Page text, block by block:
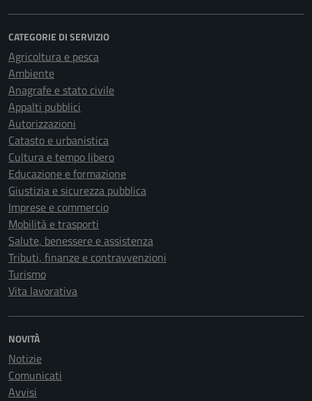
CATEGORIE DI SERVIZIO
Agricoltura e pesca
Ambiente
Anagrafe e stato civile
Appalti pubblici
Autorizzazioni
Catasto e urbanistica
Cultura e tempo libero
Educazione e formazione
Giustizia e sicurezza pubblica
Imprese e commercio
Mobilità e trasporti
Salute, benessere e assistenza
Tributi, finanze e contravvenzioni
Turismo
Vita lavorativa
NOVITÀ
Notizie
Comunicati
Avvisi